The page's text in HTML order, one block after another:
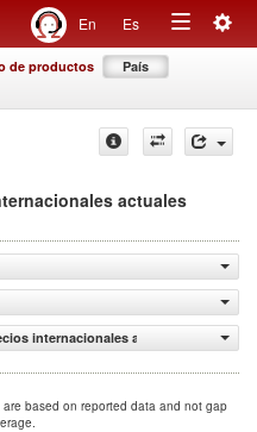
En Es
Toggle
de productos País
actuales
internacionales actuales)
based on reported data and not gap